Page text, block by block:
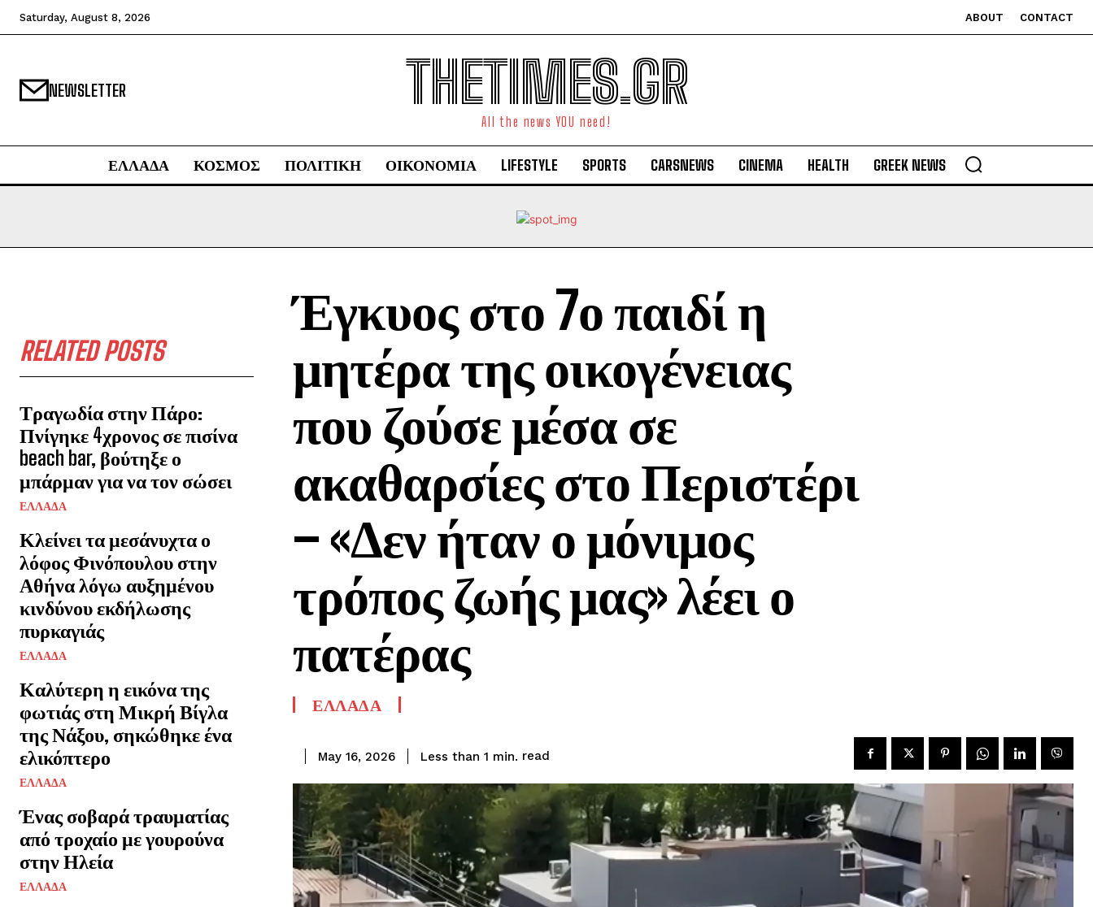
Saturday, August 8, 2026 ABOUT CONTACT
NEWSLETTER THETIMES.GR
All the news YOU need!
ΕΛΛΑΔΑ ΚΟΣΜΟΣ ΠΟΛΙΤΙΚΗ ΟΙΚΟΝΟΜΙΑ LIFESTYLE SPORTS CARSNEWS CINEMA HEALTH GREEK NEWS
RELATED POSTS
Τραγωδία στην Πάρο:
Πνίγηκε 4χρονος σε πισίνα
beach bar, βούτηξε ο
μπάρμαν για να τον σώσει
ΕΛΛΑΔΑ
Κλείνει τα μεσάνυχτα ο
λόφος Φινόπουλου στην
Αθήνα λόγω αυξημένου
κινδύνου εκδήλωσης
πυρκαγιάς
ΕΛΛΑΔΑ
Καλύτερη η εικόνα της
φωτιάς στη Μικρή Βίγλα
της Νάξου, σηκώθηκε ένα
ελικόπτερο
ΕΛΛΑΔΑ
Ένας σοβαρά τραυματίας
από τροχαίο με γουρούνα
στην Ηλεία
ΕΛΛΑΔΑ
Έγκυος στο 7ο παιδί η
μητέρα της οικογένειας
που ζούσε μέσα σε
ακαθαρσίες στο Περιστέρι
– «Δεν ήταν ο μόνιμος
τρόπος ζωής μας» λέει ο
πατέρας
ΕΛΛΑΔΑ
May 16, 2026 Less than 1 min. read